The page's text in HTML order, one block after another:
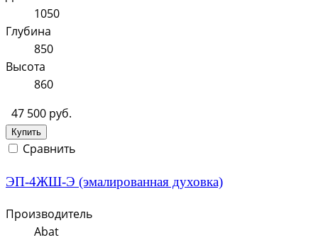
1050
Глубина
850
Высота
860
47 500 руб.
Купить
Сравнить
ЭП-4ЖШ-Э (эмалированная духовка)
Производитель
Abat